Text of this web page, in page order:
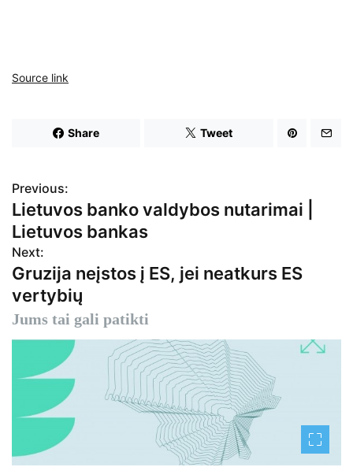
Source link
Share Tweet
N
a
v
i
g
a
c
a
Previous:
Lietuvos banko valdybos nutarimai |
Lietuvos bankas
Next:
Gruzija neįstos į ES, jei neatkurs ES
vertybių
Jums tai gali patikti